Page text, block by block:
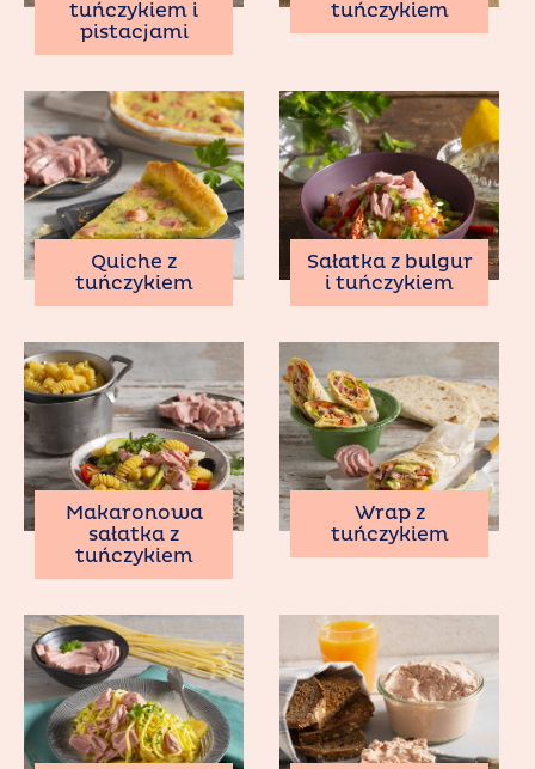
tuńczykiem i
pistacjami
tuńczykiem
Quiche z
tuńczykiem
Sałatka z bulgur
i tuńczykiem
Makaronowa
sałatka z
tuńczykiem
Wrap z
tuńczykiem